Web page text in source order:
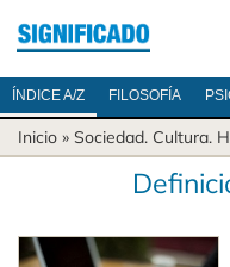
ÍNDICE A/Z FILOSOFÍA
Inicio » Sociedad. Cultura.